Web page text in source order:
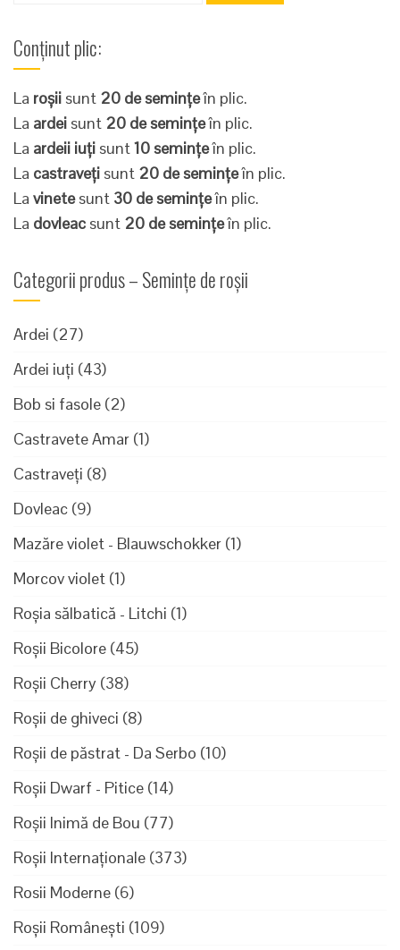
Conținut plic:
La roșii sunt 20 de semințeîn plic.
La ardei sunt 20 de semințeîn plic.
La ardeii iuți sunt10 semințeîn plic.
La castraveți sunt 20 de semințeîn plic.
La vinetesunt 30 de semințeîn plic.
La dovleac sunt 20 de semințeîn plic.
Categorii produs – Semințe de roșii
Ardei (27)
Ardei iuți (43)
Bob si fasole (2)
Castravete Amar (1)
Castraveți (8)
Dovleac (9)
Mazăre violet - Blauwschokker (1)
Morcov violet (1)
Roșia sălbatică - Litchi (1)
Roșii Bicolore (45)
Roșii Cherry (38)
Roșii de ghiveci (8)
Roșii de păstrat - Da Serbo (10)
Roșii Dwarf - Pitice (14)
Roșii Inimă de Bou (77)
Roșii Internaționale (373)
Rosii Moderne (6)
Roșii Românești (109)